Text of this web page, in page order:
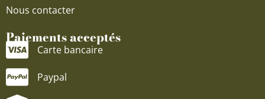
Nous contacter
Paiements acceptés
Carte bancaire
Paypal